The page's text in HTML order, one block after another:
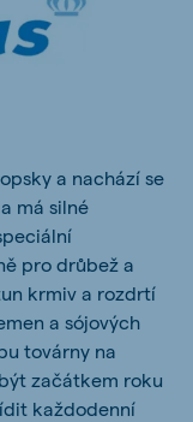
a nachází se
má silné
pro drůbež a
krmiv a rozdrtí
a sójových
továrny na
začátkem roku
každodenní